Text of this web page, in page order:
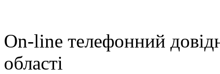
On-line телефонний
області